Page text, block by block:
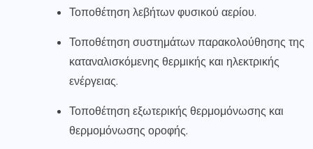
Τοποθέτηση λεβήτων φυσικού αερίου.
Τοποθέτηση συστημάτων παρακολούθησης της
καταναλισκόμενης θερμικής και ηλεκτρικής
ενέργειας.
Τοποθέτηση εξωτερικής θερμομόνωσης και
θερμομόνωσης οροφής.